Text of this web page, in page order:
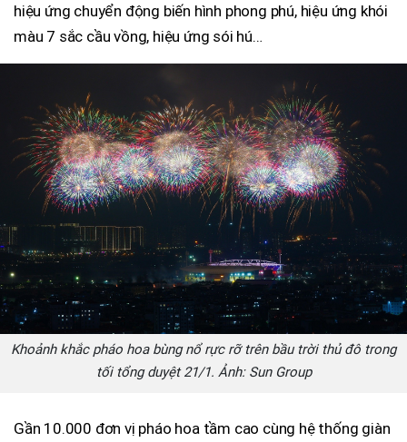
hiệu ứng chuyển động biến hình phong phú, hiệu ứng khói
màu 7 sắc cầu vồng, hiệu ứng sói hú…
Khoảnh khắc pháo hoa bùng nổ rực rỡ trên bầu trời thủ đô trong
tối tổng duyệt 21/1. Ảnh: Sun Group
Gần 10.000 đơn vị pháo hoa tầm cao cùng hệ thống giàn